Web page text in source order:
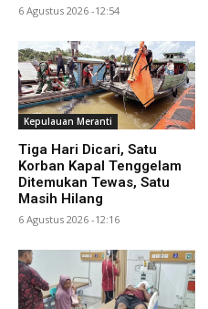
6 Agustus 2026 -12:54
Kepulauan Meranti
Tiga Hari Dicari, Satu
Korban Kapal Tenggelam
Ditemukan Tewas, Satu
Masih Hilang
6 Agustus 2026 -12:16